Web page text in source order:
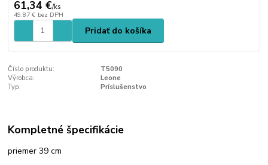
61,34 €/ks
49,87 € bez DPH
Pridať do košíka
Číslo produktu:
T5090
Výrobca:
Leone
Typ:
Príslušenstvo
Kompletné špecifikácie
priemer 39 cm